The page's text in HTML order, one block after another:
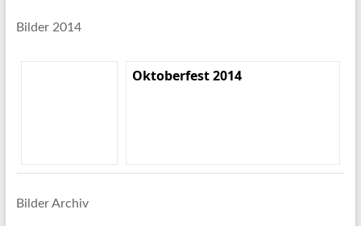
Bilder 2014
Oktoberfest 2014
Bilder Archiv